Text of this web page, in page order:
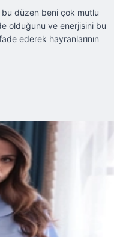
düzen beni çok mutlu
olduğunu ve enerjisini bu
ederek hayranlarının
Gerçek Sonradan